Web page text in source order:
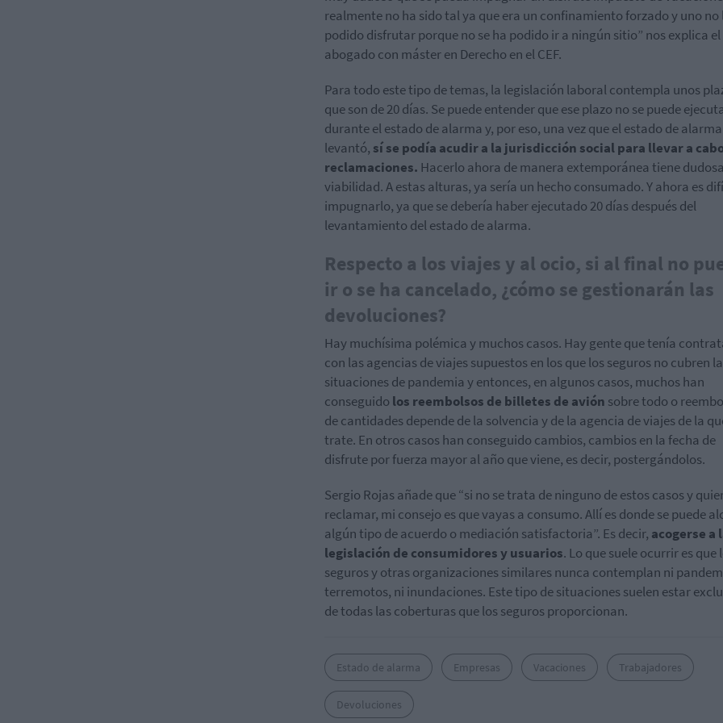
realmente no ha sido tal ya que era un confinamiento forzado y uno no
podido disfrutar porque no se ha podido ir a ningún sitio” nos explica el
abogado con máster en Derecho en el CEF.
Para todo este tipo de temas, la legislación laboral contempla unos
que son de 20 días. Se puede entender que ese plazo no se puede
durante el estado de alarma y, por eso, una vez que el estado de
levantó, sí se podía acudir a la jurisdicción social para llevar a
reclamaciones. Hacerlo ahora de manera extemporánea tiene dudosa
viabilidad. A estas alturas, ya sería un hecho consumado. Y ahora es
impugnarlo, ya que se debería haber ejecutado 20 días después del
levantamiento del estado de alarma.
Respecto a los viajes y al ocio, si al final no
ir o se ha cancelado, ¿cómo se gestionarán las
devoluciones?
Hay muchísima polémica y muchos casos. Hay gente que tenía
con las agencias de viajes supuestos en los que los seguros no cubren
situaciones de pandemia y entonces, en algunos casos, muchos han
conseguido los reembolsos de billetes de avión sobre todo o
de cantidades depende de la solvencia y de la agencia de viajes de la
trate. En otros casos han conseguido cambios, cambios en la fecha de
disfrute por fuerza mayor al año que viene, es decir, postergándolos.
Sergio Rojas añade que “si no se trata de ninguno de estos casos y
reclamar, mi consejo es que vayas a consumo. Allí es donde se puede
algún tipo de acuerdo o mediación satisfactoria”. Es decir, acogerse a
legislación de consumidores y usuarios. Lo que suele ocurrir es que
seguros y otras organizaciones similares nunca contemplan ni
terremotos, ni inundaciones. Este tipo de situaciones suelen estar
de todas las coberturas que los seguros proporcionan.
Estado de alarma Empresas Vacaciones Trabajadores
Devoluciones